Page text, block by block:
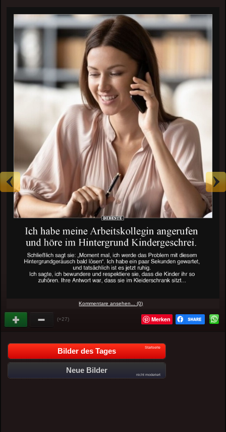
Kommentare ansehen... (0)
(+27) Merken
Bilder des Tages Startseite
Neue Bilder
nicht moderiert